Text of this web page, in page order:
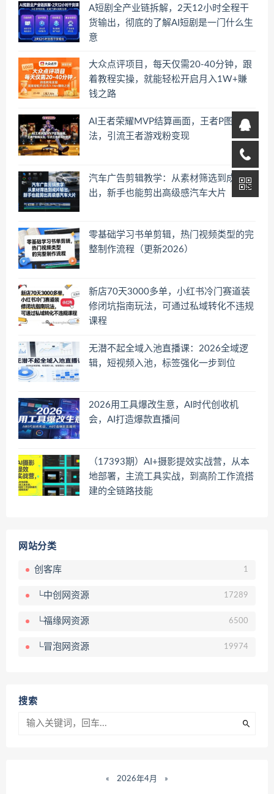
A短剧全产业链拆解，2天12小时全程干
货输出，彻底的了解AI短剧是一门什么生
意
大众点评项目，每天仅需20-40分钟，跟
着教程实操，就能轻松开启月入1W+賺
钱之路
AI王者荣耀MVP结算画面，王者P图新玩
法，引流王者游戏粉变现
汽车广告剪辑教学：从素材筛选到成片输
出，新手也能剪出高级感汽车大片
零基础学习书单剪辑，热门视频类型的完
整制作流程（更新2026）
新店70天3000多单，小红书冷门赛道装
修闭坑指南玩法，可通过私域转化不违规
课程
无潜不起全域入池直播课：2026全域逻
辑，短视频入池，标签强化一步到位
2026用工具爆改生意，AI时代创收机
会，AI打造爆款直播间
（17393期）AI+摄影提效实战营，从本
地部署，主流工具实战，到高阶工作流搭
建的全链路技能
网站分类
创客库 1
└中创网资源 17289
└福缘网资源 6500
└冒泡网资源 19974
搜索
« 2026年4月 »